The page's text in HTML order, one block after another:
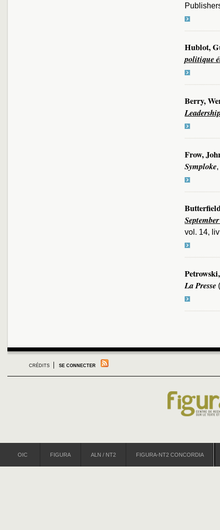
Hublot,
politique
Berry,
Frow,
Symploke
vol. 14,
La Presse
CRÉDITS SE CONNECTER
OIC FIGURA ALN / NT2 FIGURA-NT2 CONCORDIA